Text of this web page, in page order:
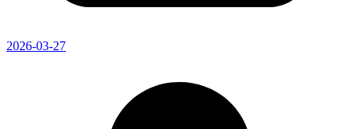
2026-03-27